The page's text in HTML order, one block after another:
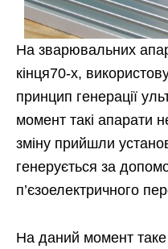
На зварювальних
кінця70-х,
принцип генерації
момент такі апарати
зміну прийшли
генерується за
п’єзоелектричного
На даний момент таке